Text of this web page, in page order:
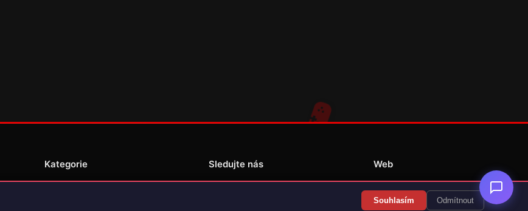
Kategorie Sledujte nás Web
Překlady her
Souhlasím Odmítnout